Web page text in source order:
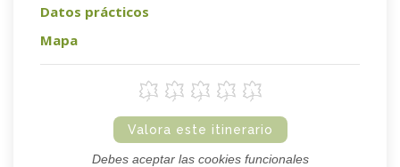
Datos prácticos
Mapa
Valora este itinerario
Debes aceptar las cookies funcionales